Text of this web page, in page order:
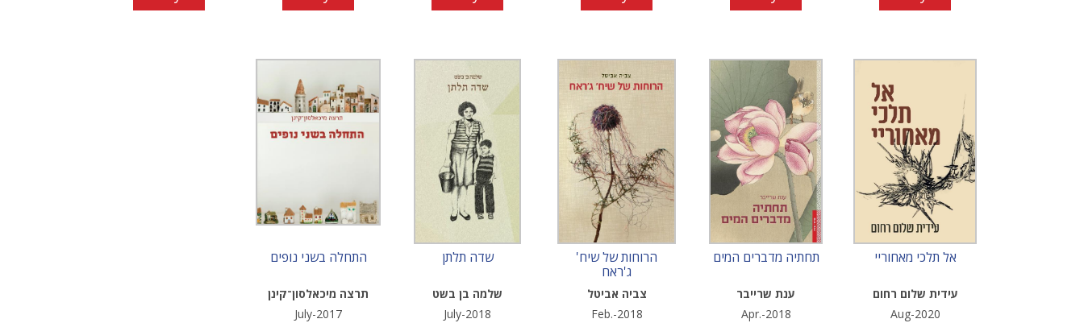
אל תלכי מאחוריי
עידית שלום רחום
Aug-2020
תחתיה מדברים המים
ענת שרייבר
Apr.-2018
הרוחות של שיח'
ג'ראח
צביה אביטל
Feb.-2018
שדה תלתן
שלמה בן בשט
July-2018
התחלה בשני נופים
תרצה מיכאלסון־קינן
July-2017